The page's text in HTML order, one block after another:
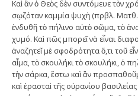
Καὶ ἂν ὁ Θεὸς δὲν συντόμευε τὸν
σῳζόταν καμμία ψυχὴ (πρβλ. Ματθ.
ἐνδυθῆ τὸ πήλινο αὐτὸ σῶμα, τὸ
χυμό. Καὶ πῶς μπορεῖ νὰ εἶναι
ἀναζητεῖ μὲ σφοδρότητα ὅ,τι τοῦ
αἷμα, τὸ σκουλήκι τὸ σκουλήκι, ὁ
τὴν σάρκα, ἔστω καὶ ἂν
καὶ ἐρασταὶ τῆς οὐρανίου